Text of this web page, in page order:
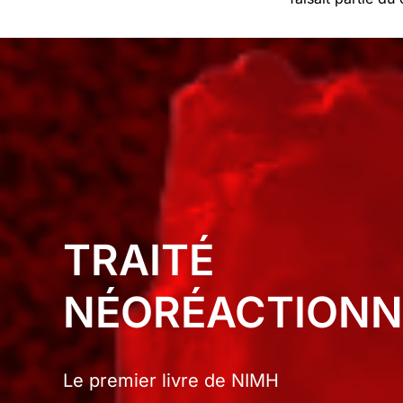
TRAITÉ
Le premier livre de NIMH